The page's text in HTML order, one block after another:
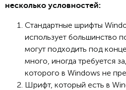
несколько условностей:
Стандартные шрифты
использует большинство
могут подходить под
много, иногда требуется
которого в Windows не
Шрифт, который есть в